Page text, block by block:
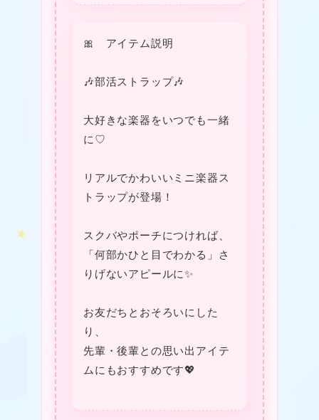
🎀 アイテム説明
🎶部活ストラップ🎶
大好きな楽器をいつでも一緒
に♡
リアルでかわいいミニ楽器ス
トラップが登場！
スクバやポーチにつければ、
「何部かひと目でわかる」さ
りげないアピールに✨
お友だちとおそろいにした
り、
先輩・後輩との思い出アイテ
ムにもおすすめです💖